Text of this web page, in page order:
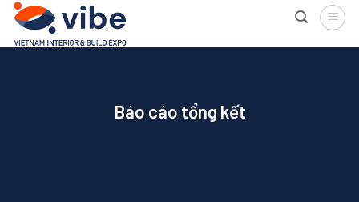
Skip
content
Báo cáo tổng kết